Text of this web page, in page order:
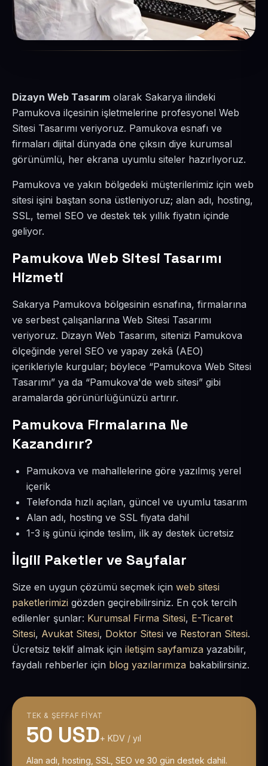
Dizayn Web Tasarım olarak Sakarya ilindeki
Pamukova ilçesinin işletmelerine profesyonel Web
Sitesi Tasarımı veriyoruz. Pamukova esnafı ve
firmaları dijital dünyada öne çıksın diye kurumsal
görünümlü, her ekrana uyumlu siteler hazırlıyoruz.
Pamukova ve yakın bölgedeki müşterilerimiz için web
sitesi işini baştan sona üstleniyoruz; alan adı, hosting,
SSL, temel SEO ve destek tek yıllık fiyatın içinde
geliyor.
Pamukova Web Sitesi Tasarımı
Hizmeti
Sakarya Pamukova bölgesinin esnafına, firmalarına
ve serbest çalışanlarına Web Sitesi Tasarımı
veriyoruz. Dizayn Web Tasarım, sitenizi Pamukova
ölçeğinde yerel SEO ve yapay zekâ (AEO)
içerikleriyle kurgular; böylece “Pamukova Web Sitesi
Tasarımı” ya da “Pamukova'de web sitesi” gibi
aramalarda görünürlüğünüzü artırır.
Pamukova Firmalarına Ne
Kazandırır?
Pamukova ve mahallelerine göre yazılmış yerel
içerik
Telefonda hızlı açılan, güncel ve uyumlu tasarım
Alan adı, hosting ve SSL fiyata dahil
1-3 iş günü içinde teslim, ilk ay destek ücretsiz
İlgili Paketler ve Sayfalar
Size en uygun çözümü seçmek için web sitesi
paketlerimizi gözden geçirebilirsiniz. En çok tercih
edilenler şunlar: Kurumsal Firma Sitesi, E-Ticaret
Sitesi, Avukat Sitesi, Doktor Sitesi ve Restoran Sitesi.
Ücretsiz teklif almak için iletişim sayfamıza yazabilir,
faydalı rehberler için blog yazılarımıza bakabilirsiniz.
TEK & ŞEFFAF FIYAT
50 USD+ KDV / yıl
Alan adı, hosting, SSL, SEO ve 30 gün destek dahil.